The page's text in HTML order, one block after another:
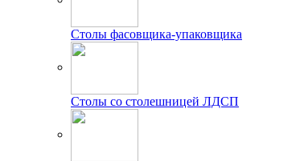
Столы фасовщика-упаковщика
Столы со столешницей ЛДСП